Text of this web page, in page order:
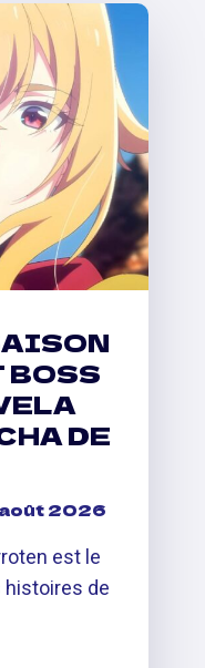
BOSS
DE
2026
est le
histoires de